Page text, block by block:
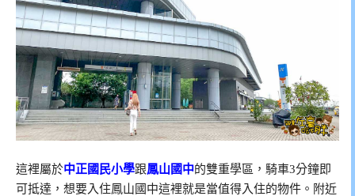
這裡屬於中正國民小學跟鳳山國中的雙重學區，騎車3分鐘即
可抵達，想要入住鳳山國中這裡就是當值得入住的物件。附近